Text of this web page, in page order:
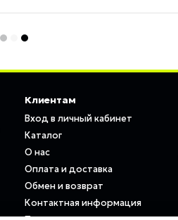
Клиентам
Вход в личный кабинет
Каталог
О нас
Оплата и доставка
Обмен и возврат
Контактная информация